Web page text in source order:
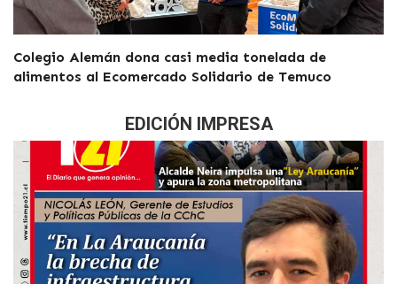
Colegio Alemán dona casi media tonelada de
alimentos al Ecomercado Solidario de Temuco
EDICIÓN IMPRESA